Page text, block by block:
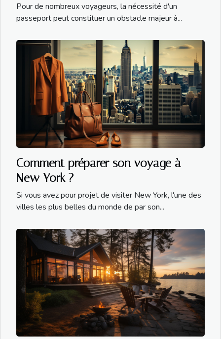
Pour de nombreux voyageurs, la nécessité d'un
passeport peut constituer un obstacle majeur à...
Comment préparer son voyage à
New York ?
Si vous avez pour projet de visiter New York, l'une des
villes les plus belles du monde de par son...